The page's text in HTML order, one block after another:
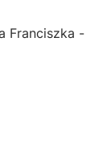
Franciszka -